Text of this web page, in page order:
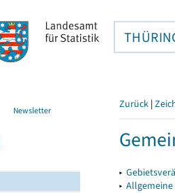
Newsletter Zurück |
▸
▸